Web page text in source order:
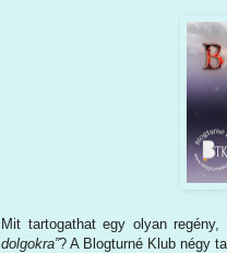
Mit tartogathat egy olyan
dolgokra”? A Blogturné Klub négy